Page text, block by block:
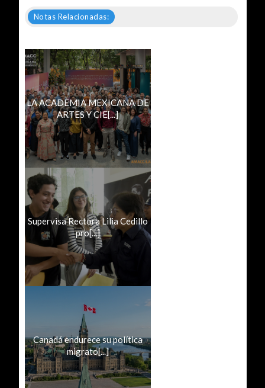
Notas Relacionadas:
LA ACADEMIA MEXICANA DE
ARTES Y CIE[...]
Supervisa Rectora Lilia Cedillo
pro[...]
Canadá endurece su política
migrato[...]